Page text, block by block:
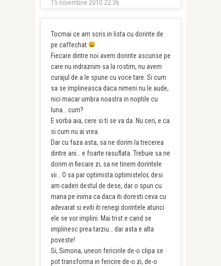
15 noiembrie 2010 22:36
Tocmai ce am scris in lista cu dorinte de
pe caffechat
Fiecare dintre noi avem dorinte ascunse pe
care nu indraznim sa la rostim, nu avem
curajul de a le spune cu voce tare. Si cum
sa se implineasca daca nimeni nu le aude,
nici macar umbra noastra in noptile cu
luna… cum?
E vorba aia, cere si ti se va da. Nu ceri, e ca
si cum nu ai vrea.
Dar cu faza asta, sa ne dorim la trecerea
dintre ani… e foarte rasuflata. Trebuie sa ne
dorim in fiecare zi, sa ne tinem dorintele
vii… O sa par optimista optimistelor, desi
am caderi destul de dese, dar o spun cu
mana pe inima ca daca iti doresti ceva cu
adevarat si eviti iti renegi dorintele atunci
ele se vor implini. Mai trist e cand se
implinesc prea tarziu… dar asta e alta
poveste!
Si, Simona, uneori fericirile de-o clipa se
pot transforma in fericire de-o zi, de-o